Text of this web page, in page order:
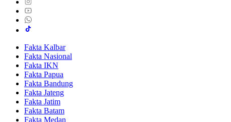
Fakta Kalbar
Fakta Nasional
Fakta IKN
Fakta Papua
Fakta Bandung
Fakta Jateng
Fakta Jatim
Fakta Batam
Fakta Medan